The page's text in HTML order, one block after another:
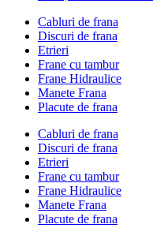
Cabluri de frana
Discuri de frana
Etrieri
Frane cu tambur
Frane Hidraulice
Manete Frana
Placute de frana
Cabluri de frana
Discuri de frana
Etrieri
Frane cu tambur
Frane Hidraulice
Manete Frana
Placute de frana